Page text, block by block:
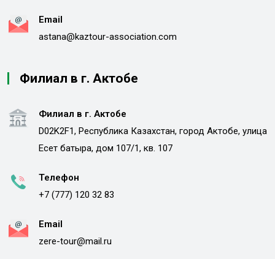
Email
astana@kaztour-association.com
Филиал в г. Актобе
Филиал в г. Актобе
D02K2F1, Республика Казахстан, город Актобе, улица
Есет батыра, дом 107/1, кв. 107
Телефон
+7 (777) 120 32 83
Email
zere-tour@mail.ru